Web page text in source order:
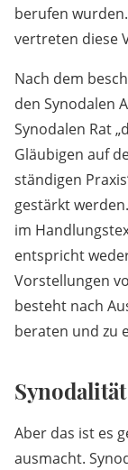
berufen
vertreten diese
Nach dem
den Synodalen
Synodalen Rat
Gläubigen auf
ständigen
gestärkt
im
entspricht
Vorstellungen
besteht nach
beraten und zu
Aber das ist es
ausmacht.